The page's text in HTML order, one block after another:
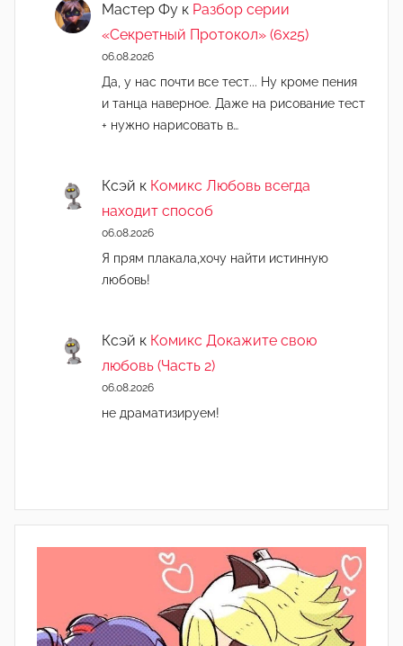
Мастер Фу к Разбор серии
«Секретный Протокол» (6х25)
06.08.2026
Да, у нас почти все тест... Ну кроме пения
и танца наверное. Даже на рисование тест
+ нужно нарисовать в…
Ксэй к Комикс Любовь всегда
находит способ
06.08.2026
Я прям плакала,хочу найти истинную
любовь!
Ксэй к Комикс Докажите свою
любовь (Часть 2)
06.08.2026
не драматизируем!